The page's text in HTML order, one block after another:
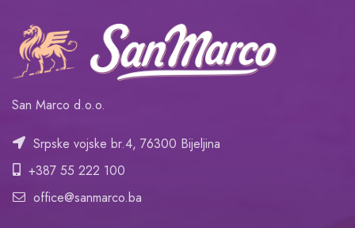
San Marco d.o.o.
Srpske vojske br.4, 76300 Bijeljina
+387 55 222 100
office@sanmarco.ba